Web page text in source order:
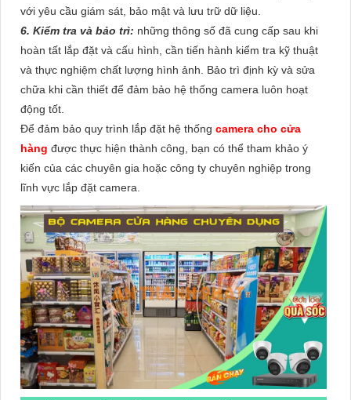
với yêu cầu giám sát, bảo mật và lưu trữ dữ liệu.
6. Kiểm tra và bảo trì: những thông số đã cung cấp sau khi
hoàn tất lắp đặt và cấu hình, cần tiến hành kiểm tra kỹ thuật
và thực nghiệm chất lượng hình ảnh. Bảo trì định kỳ và sửa
chữa khi cần thiết để đảm bảo hệ thống camera luôn hoạt
động tốt.
Để đảm bảo quy trình lắp đặt hệ thống camera cho cửa
hàng được thực hiện thành công, bạn có thể tham khảo ý
kiến của các chuyên gia hoặc công ty chuyên nghiệp trong
lĩnh vực lắp đặt camera.